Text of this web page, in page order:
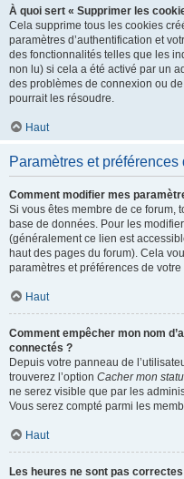
À quoi sert « Supprimer les
Cela supprime tous les cookies
paramètres d’authentification et
des fonctionnalités telles que les
non lu) si cela a été activé par un
des problèmes de connexion ou
pourrait les résoudre.
Haut
Paramètres et préférences
Comment modifier mes
Si vous êtes membre de ce forum,
base de données. Pour les
(généralement ce lien est
haut des pages du forum). Cela
paramètres et préférences de votre
Haut
Comment empêcher mon nom
connectés ?
Depuis votre panneau de
trouverez l’option Cacher mon
ne serez visible que par les
Vous serez compté parmi les
Haut
Les heures ne sont pas correctes